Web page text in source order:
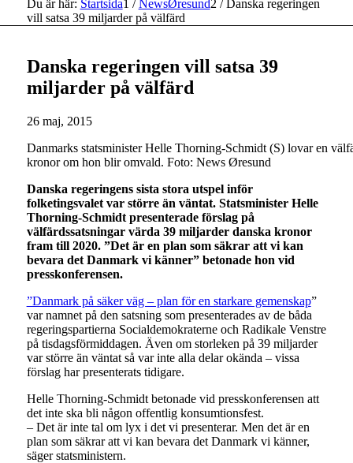
Du är här: Startsida1 / NewsØresund2 / Danska regeringen
vill satsa 39 miljarder på välfärd
Danska regeringen vill satsa 39
miljarder på välfärd
26 maj, 2015
Danmarks statsminister Helle Thorning-Schmidt (S) lovar en
kronor om hon blir omvald. Foto: News Øresund
Danska regeringens sista stora utspel inför
folketingsvalet var större än väntat. Statsminister Helle
Thorning-Schmidt presenterade förslag på
välfärdssatsningar värda 39 miljarder danska kronor
fram till 2020. ”Det är en plan som säkrar att vi kan
bevara det Danmark vi känner” betonade hon vid
presskonferensen.
”Danmark på säker väg – plan för en starkare gemenskap”
var namnet på den satsning som presenterades av de båda
regeringspartierna Socialdemokraterne och Radikale Venstre
på tisdagsförmiddagen. Även om storleken på 39 miljarder
var större än väntat så var inte alla delar okända – vissa
förslag har presenterats tidigare.
Helle Thorning-Schmidt betonade vid presskonferensen att
det inte ska bli någon offentlig konsumtionsfest.
– Det är inte tal om lyx i det vi presenterar. Men det är en
plan som säkrar att vi kan bevara det Danmark vi känner,
säger statsministern.